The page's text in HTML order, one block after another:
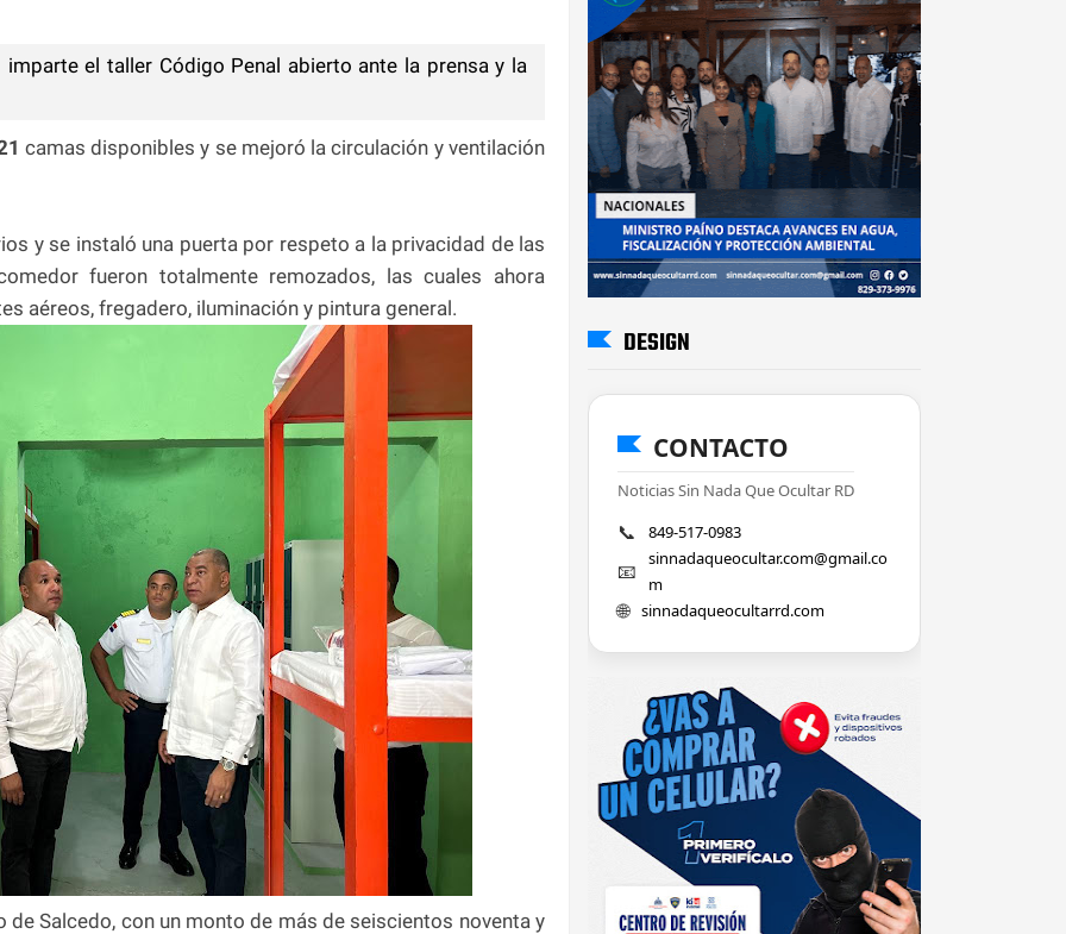
imparte el taller Código Penal abierto ante la prensa y la
camas disponibles y se mejoró la circulación y ventilación
y se instaló una puerta por respeto a la privacidad de las
fueron totalmente remozados, las cuales ahora
aéreos, fregadero, iluminación y pintura general.
Salcedo, con un monto de más de seiscientos noventa y
DESIGN
CONTACTO
Noticias Sin Nada Que Ocultar RD
📞 849-517-0983
📧
sinnadaqueocultar.com@gmail.co
m
🌐 sinnadaqueocultarrd.com